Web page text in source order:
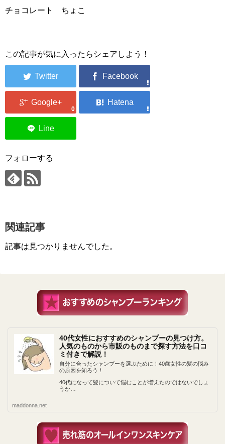
チョコレート ちょこ
この記事が気に入ったらシェアしよう！
0
フォローする
関連記事
記事は見つかりませんでした。
40代女性におすすめのシャンプーの見つけ方。
人気のものから市販のものまで探す方法を口コ
ミ付きで解説！
自分に合ったシャンプーを選ぶために！40歳女性の髪の悩み
の原因を知ろう！
40代になって髪について悩むことが増えたのではないでしょ
うか…
maddonna.net